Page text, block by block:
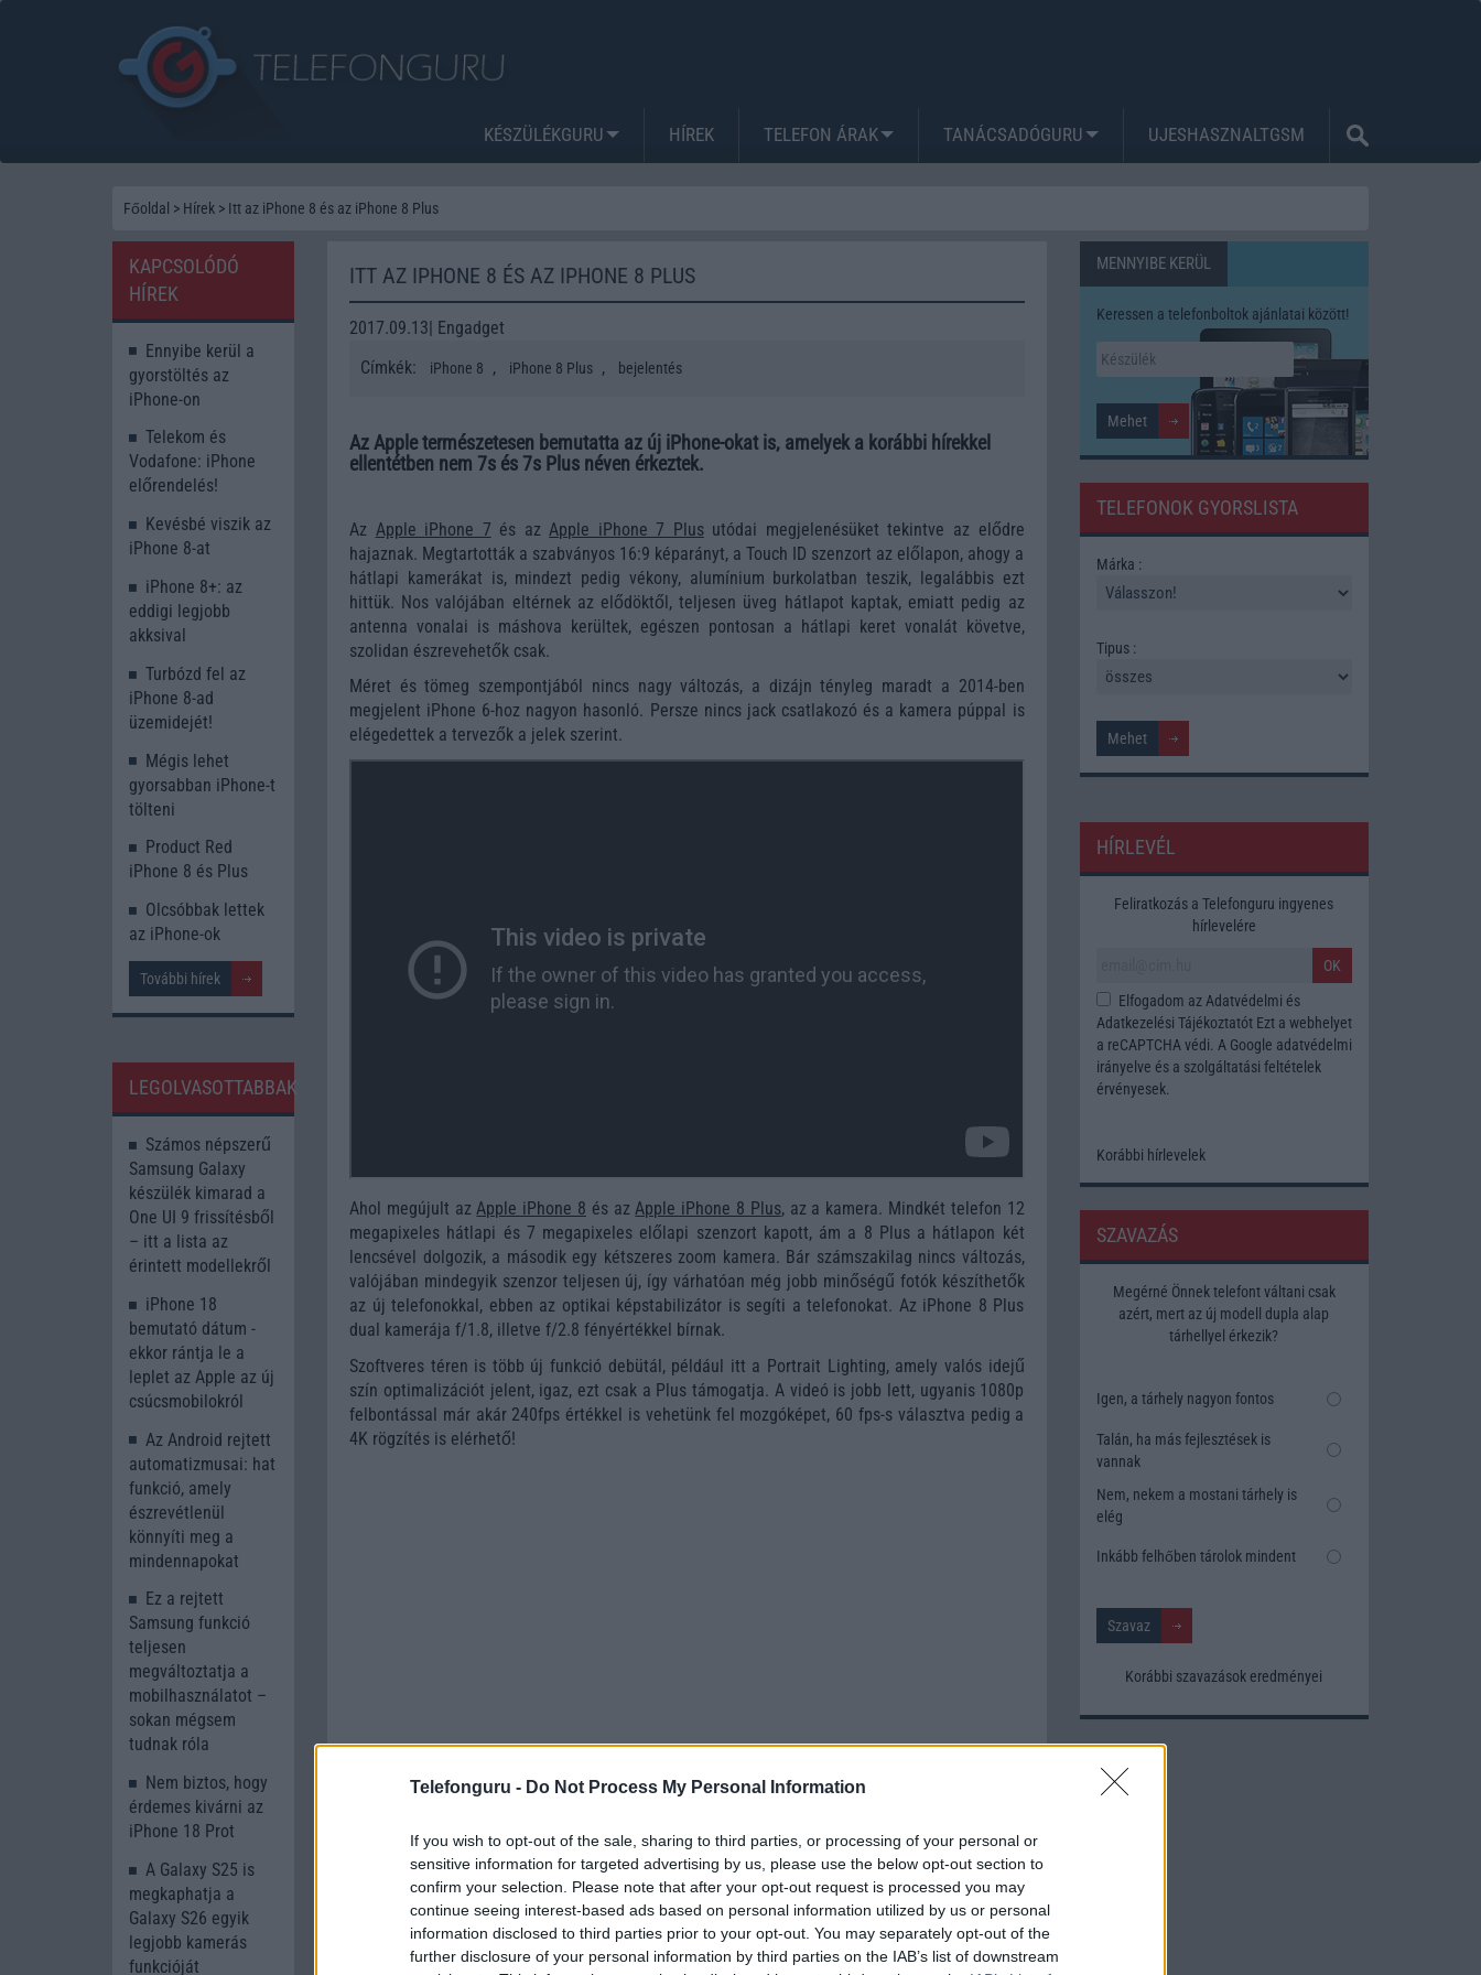
Telefonguru - Do Not Process My Personal Information
If you wish to opt-out of the sale, sharing to third parties, or processing of your personal or
sensitive information for targeted advertising by us, please use the below opt-out section to
confirm your selection. Please note that after your opt-out request is processed you may
continue seeing interest-based ads based on personal information utilized by us or personal
information disclosed to third parties prior to your opt-out. You may separately opt-out of the
further disclosure of your personal information by third parties on the IAB’s list of downstream
KÉSZÜLÉKGURU HÍREK TELEFON ÁRAK TANÁCSADÓGURU UJESHASZNALTGSM
Főoldal > Hírek > Itt az iPhone 8 és az iPhone 8 Plus
ITT AZ IPHONE 8 ÉS AZ IPHONE 8 PLUS
2017.09.13| Engadget
Címkék:
iPhone 8 , iPhone 8 Plus , bejelentés
Az Apple természetesen bemutatta az új iPhone-okat is, amelyek a korábbi hírekkel
ellentétben nem 7s és 7s Plus néven érkeztek.
Az Apple iPhone 7 és az Apple iPhone 7 Plusutódai megjelenésüket tekintve az elődre
hajaznak. Megtartották a szabványos 16:9 képarányt, a Touch ID szenzort az előlapon, ahogy a
hátlapi kamerákat is, mindezt pedig vékony, alumínium burkolatban teszik, legalábbis ezt
hittük. Nos valójában eltérnek az elődöktől, teljesen üveg hátlapot kaptak, emiatt pedig az
antenna vonalai is máshova kerültek, egészen pontosan a hátlapi keret vonalát követve,
szolidan észrevehetők csak.
Méret és tömeg szempontjából nincs nagy változás, a dizájn tényleg maradt a 2014-ben
megjelent iPhone 6-hoz nagyon hasonló. Persze nincs jack csatlakozó és a kamera púppal is
elégedettek a tervezők a jelek szerint.
Ahol megújult azApple iPhone 8 és azApple iPhone 8 Plus, az a kamera. Mindkét telefon 12
megapixeles hátlapi és 7 megapixeles előlapi szenzort kapott, ám a 8 Plus a hátlapon két
lencsével dolgozik, a második egy kétszeres zoom kamera. Bár számszakilag nincs változás,
valójában mindegyik szenzor teljesen új, így várhatóan még jobb minőségű fotók készíthetők
az új telefonokkal, ebben az optikai képstabilizátor is segíti a telefonokat. Az iPhone 8 Plus
dual kamerája f/1.8, illetve f/2.8 fényértékkel bírnak.
Szoftveres téren is több új funkció debütál, például itt a Portrait Lighting, amely valós idejű
szín optimalizációt jelent, igaz, ezt csak a Plus támogatja. A videó is jobb lett, ugyanis 1080p
felbontással már akár 240fps értékkel is vehetünk fel mozgóképet, 60 fps-s választva pedig a
4K rögzítés is elérhető!
KAPCSOLÓDÓ
HÍREK
Ennyibe kerül a
gyorstöltés az
iPhone-on
Telekom és
Vodafone: iPhone
előrendelés!
Kevésbé viszik az
iPhone 8-at
iPhone 8+: az
eddigi legjobb
akksival
Turbózd fel az
iPhone 8-ad
üzemidejét!
Mégis lehet
gyorsabban iPhone-t
tölteni
Product Red
iPhone 8 és Plus
Olcsóbbak lettek
az iPhone-ok
További hírek
LEGOLVASOTTABBAK
Számos népszerű
Samsung Galaxy
készülék kimarad a
One UI 9 frissítésből
– itt a lista az
érintett modellekről
iPhone 18
bemutató dátum -
ekkor rántja le a
leplet az Apple az új
csúcsmobilokról
Az Android rejtett
automatizmusai: hat
funkció, amely
észrevétlenül
könnyíti meg a
mindennapokat
Ez a rejtett
Samsung funkció
teljesen
megváltoztatja a
mobilhasználatot –
sokan mégsem
tudnak róla
Nem biztos, hogy
érdemes kivárni az
iPhone 18 Prot
A Galaxy S25 is
megkaphatja a
Galaxy S26 egyik
legjobb kamerás
funkcióját
MENNYIBE KERÜL
Keressen a telefonboltok ajánlatai között!
TELEFONOK GYORSLISTA
Márka :
Tipus :
HÍRLEVÉL
Feliratkozás a Telefonguru ingyenes
hírlevelére
OK
Elfogadom az Adatvédelmi és
Adatkezelési TájékoztatótEzt a webhelyet
a reCAPTCHA védi. A Google adatvédelmi
irányelve és a szolgáltatási feltételek
érvényesek.
Korábbi hírlevelek
SZAVAZÁS
Megérné Önnek telefont váltani csak
azért, mert az új modell dupla alap
tárhellyel érkezik?
Igen, a tárhely nagyon fontos
Talán, ha más fejlesztések is
vannak
Nem, nekem a mostani tárhely is
elég
Inkább felhőben tárolok mindent
Korábbi szavazások eredményei